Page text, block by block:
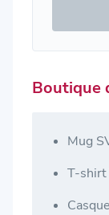
Boutique
Mug
T-shirt